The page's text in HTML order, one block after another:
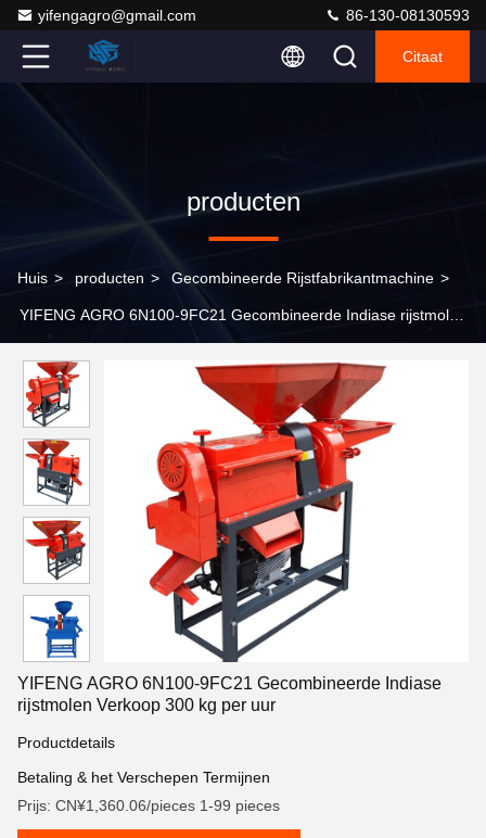
yifengagro@gmail.com 86-130-08130593
Citaat
producten
Huis > producten > Gecombineerde Rijstfabrikantmachine >
YIFENG AGRO 6N100-9FC21 Gecombineerde Indiase rijstmolen
YIFENG AGRO 6N100-9FC21 Gecombineerde Indiase
rijstmolen Verkoop 300 kg per uur
Productdetails
Betaling & het Verschepen Termijnen
Prijs: CN¥1,360.06/pieces 1-99 pieces